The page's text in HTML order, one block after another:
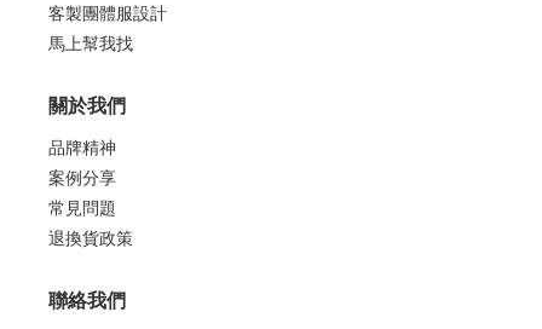
客製團體服設計
馬上幫我找
關於我們
品牌精神
案例分享
常見問題
退換貨政策
聯絡我們